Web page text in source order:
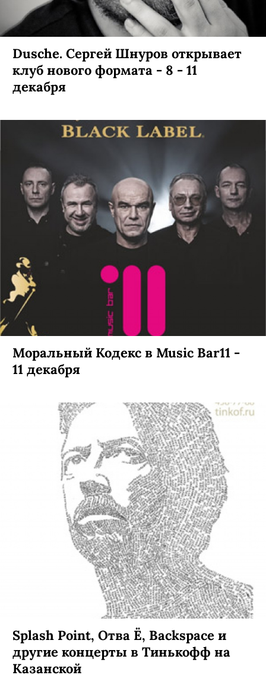
Dusche. Сергей Шнуров открывает
клуб нового формата - 8 - 11
декабря
Моральный Кодекс в Music Bar11 -
11 декабря
Splash Point, Отва Ё, Backspace и
другие концерты в Тинькофф на
Казанской